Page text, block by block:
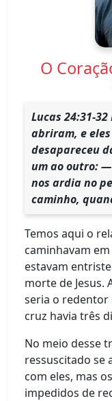
O
Lucas 24:31-
abriram, e
desapareceu
um ao outro: —
nos ardia no
caminho,
Temos aqui o
caminhavam
estavam
morte de Jesus.
seria o redentor
cruz havia três
No meio desse
ressuscitado se
com eles, mas
impedidos de